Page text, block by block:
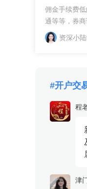
佣金手续费
通等等，券商
认万三左右
司给的优惠
资深小
#开户交
程
津